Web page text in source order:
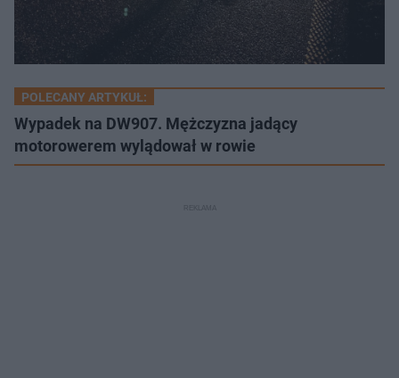
POLECANY ARTYKUŁ:
Wypadek na DW907. Mężczyzna jadący
motorowerem wylądował w rowie